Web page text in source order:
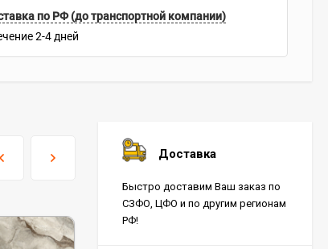
по РФ (до транспортной компании)
2-4 дней
Доставка
Быстро доставим Ваш заказ по
СЗФО, ЦФО и по другим регионам
РФ!